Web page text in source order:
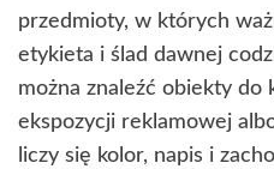
przedmioty, w których
etykieta i ślad dawnej
można znaleźć obiekty do
ekspozycji reklamowej
liczy się kolor, napis i